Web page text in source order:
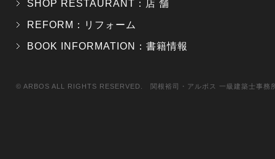
SHOP RESTAURANT：店 舗
REFORM：リフォーム
BOOK INFORMATION：書籍情報
© ARBOS ALL RIGHTS RESERVED. 関根裕司・アルボス 一級建築士事務